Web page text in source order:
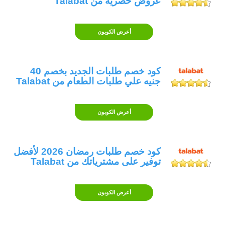
اول طلب بجانب الشروط و الأحكام على موقع
أطلب كوبون ، وإذا كان كود خصم طلبات لا
التواصل مع خدمة عملاء طلبات.
أو موقع طلبات ؟
خيارات متعددة لطلب الطعام عبر قائمة كبيرة
تكون مطالب بالإتصال بالمطعم والانتظار حتى
يقومون بالرد وإتمام طلبك بجانب تجنبك لبعض
أعرض الكوبون
كود خصم طلبات الجديد بخصم 40
جنيه علي طلبات الطعام من Talabat
أعرض الكوبون
كود خصم طلبات رمضان 2026 لأفضل
توفير على مشترياتك من Talabat
أعرض الكوبون